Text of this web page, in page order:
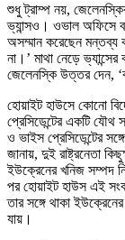
শুধু ট্রাম্প নয়,
ভ্যান্সও। ওভাল অফিসে
অসম্মান করেছেন মন্তব্য
না।’ মাথা নেড়ে
জেলেনস্কি উত্তর দেন,
হোয়াইট হাউসে কোনো
প্রেসিডেন্টের একটি যৌথ
ও ভাইস প্রেসিডেন্টের
জানায়, দুই রাষ্ট্রনেতা
ইউক্রেনের খনিজ সম্পদ
পর হোয়াইট হাউস এই
তার সঙ্গে থাকা
যায়।